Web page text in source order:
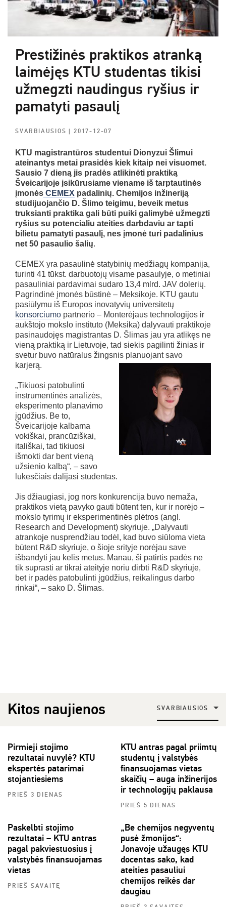
Prestižinės praktikos atranką
laimėjęs KTU studentas tikisi
užmegzti naudingus ryšius ir
pamatyti pasaulį
SVARBIAUSIOS | 2017-12-07
KTU magistrantūros studentui Dionyzui Šlimui
ateinantys metai prasidės kiek kitaip nei visuomet.
Sausio 7 dieną jis pradės atlikinėti praktiką
Šveicarijoje įsikūrusiame viename iš tarptautinės
įmonės CEMEX padalinių. Chemijos inžineriją
studijuojančio D. Šlimo teigimu, beveik metus
truksianti praktika gali būti puiki galimybė užmegzti
ryšius su potencialiu ateities darbdaviu ar tapti
bilietu pamatyti pasaulį, nes įmonė turi padalinius
net 50 pasaulio šalių.
CEMEX yra pasaulinė statybinių medžiagų kompanija,
turinti 41 tūkst. darbuotojų visame pasaulyje, o metiniai
pasauliniai pardavimai sudaro 13,4 mlrd. JAV dolerių.
Pagrindinė įmonės būstinė – Meksikoje. KTU gautu
pasiūlymu iš Europos inovatyvių universitetų
konsorciumo partnerio – Monterėjaus technologijos ir
aukštojo mokslo instituto (Meksika) dalyvauti praktikoje
pasinaudojęs magistrantas D. Šlimas jau yra atlikęs ne
vieną praktiką ir Lietuvoje, tad siekis pagilinti žinias ir
svetur buvo natūralus žingsnis planuojant savo
karjerą.
„Tikiuosi patobulinti
instrumentinės analizės,
eksperimento planavimo
įgūdžius. Be to,
Šveicarijoje kalbama
vokiškai, prancūziškai,
itališkai, tad tikiuosi
išmokti dar bent vieną
užsienio kalbą“, – savo
lūkesčiais dalijasi studentas.
Jis džiaugiasi, jog nors konkurencija buvo nemaža,
praktikos vietą pavyko gauti būtent ten, kur ir norėjo –
mokslo tyrimų ir eksperimentinės plėtros (angl.
Research and Development) skyriuje. „Dalyvauti
atrankoje nusprendžiau todėl, kad buvo siūloma vieta
būtent R&D skyriuje, o šioje srityje norėjau save
išbandyti jau kelis metus. Manau, ši patirtis padės ne
tik suprasti ar tikrai ateityje noriu dirbti R&D skyriuje,
bet ir padės patobulinti įgūdžius, reikalingus darbo
rinkai“, – sako D. Šlimas.
Kitos naujienos SVARBIAUSIOS
Pirmieji stojimo
rezultatai nuvylė? KTU
ekspertės patarimai
stojantiesiems
PRIEŠ 3 DIENAS
KTU antras pagal priimtų
studentų į valstybės
finansuojamas vietas
skaičių – auga inžinerijos
ir technologijų paklausa
PRIEŠ 5 DIENAS
Paskelbti stojimo
rezultatai – KTU antras
pagal pakviestuosius į
valstybės finansuojamas
vietas
PRIEŠ SAVAITĘ
„Be chemijos negyventų
pusė žmonijos“:
Jonavoje užaugęs KTU
docentas sako, kad
ateities pasauliui
chemijos reikės dar
daugiau